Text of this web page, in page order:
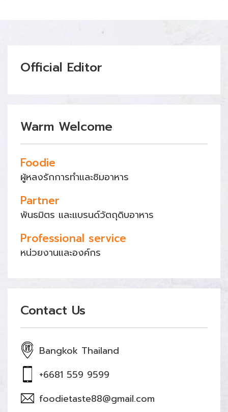
Official Editor
Warm Welcome
Foodie
ผู้หลงรักการทำและชิมอาหาร
Partner
พันธมิตร และแบรนด์วัตถุดิบอาหาร
Professional service
หน่วยงานและองค์กร
Contact Us
Bangkok Thailand
+6681 559 9599
foodietaste88@gmail.com